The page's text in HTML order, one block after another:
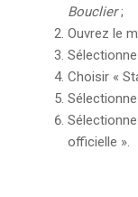
Bouclier;
Ouvrez le
Choisir «
officielle ».